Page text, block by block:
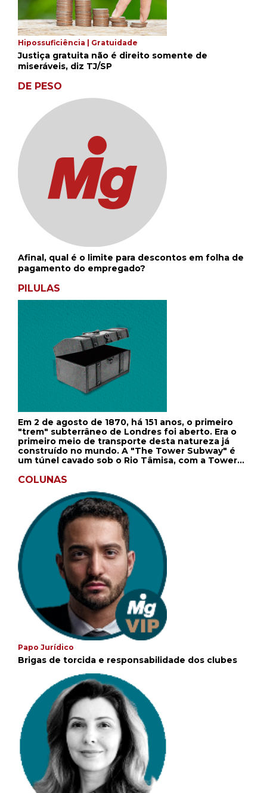
Hipossuficiência | Gratuidade
Justiça gratuita não é direito somente de
miseráveis, diz TJ/SP
DE PESO
Afinal, qual é o limite para descontos em folha de
pagamento do empregado?
PILULAS
Em 2 de agosto de 1870, há 151 anos, o primeiro
"trem" subterrâneo de Londres foi aberto. Era o
primeiro meio de transporte desta natureza já
construído no mundo. A "The Tower Subway" é
um túnel cavado sob o Rio Tâmisa, com a Tower
ano anterior, um túnel de 410 metros foi
método patenteado por Peter William Barlow, em
1864. Trilhos de trem foram colocados dentro do
túnel e, em um dia como este, um cabo-reboque
transportava um vagão de madeira, permitindo
assim que passageiros fossem levados de um lado
ao outro do rio.
COLUNAS
Papo Jurídico
Brigas de torcida e responsabilidade dos clubes